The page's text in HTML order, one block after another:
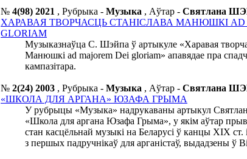
№ 4(98) 2021 , Рубрыка - Музыка , Аўтар - Святлана
ХАРАВАЯ ТВОРЧАСЦЬ СТАНІСЛАВА МАНЮШКІ AD
GLORIAM
Музыказнаўца С. Шэйпа ў артыкуле «Харавая
Манюшкі ad majorem Dei gloriam» апавядае пра
кампазітара.
№ 2(24) 2003 , Рубрыка - Музыка , Аўтар - Святлана
«ШКОЛА ДЛЯ АРГАНА» ЮЗАФА ГРЫМА
У рубрыцы «Музыка» надрукаваны артыкул
«Школа для аргана Юзафа Грыма», у якім аўтар
стан касцёльнай музыкі на Беларусі ў канцы ХІХ ст.
з першых падручнікаў для арганістаў, выдадзены ў